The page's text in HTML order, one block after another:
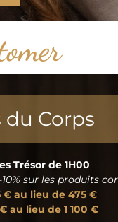
du Corps
Trésor de 1H00
sur les produits
€ au lieu de 475 €
au lieu de 1 100 €